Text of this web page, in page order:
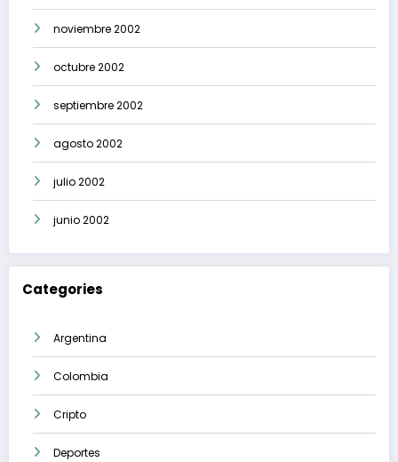
noviembre 2002
octubre 2002
septiembre 2002
agosto 2002
julio 2002
junio 2002
Categories
Argentina
Colombia
Cripto
Deportes